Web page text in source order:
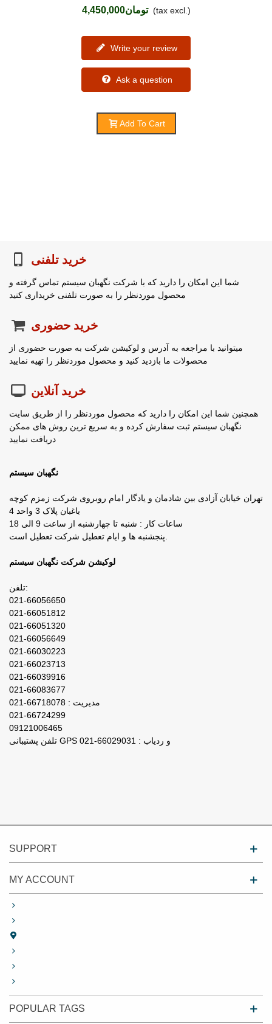
تومان4,450,000 (tax excl.)
Write your review
Ask a question
Add To Cart
خرید تلفنی
شما این امکان را دارید که با شرکت نگهبان سیستم تماس گرفته و
محصول موردنظر را به صورت تلفنی خریداری کنید
خرید حضوری
میتوانید با مراجعه به آدرس و لوکیشن شرکت به صورت حضوری از
محصولات ما بازدید کنید و محصول موردنظر را تهیه نمایید
خرید آنلاین
همچنین شما این امکان را دارید که محصول موردنظر را از طریق سایت
نگهبان سیستم ثبت سفارش کرده و به سریع ترین روش های ممکن
دریافت نمایید
نگهبان سیستم
تهران خیابان آزادی بین شادمان و یادگار امام روبروی شرکت زمزم کوچه
باغبان پلاک 3 واحد 4
لوکیشن شرکت نگهبان سیستم
تلفن:
021-66056650
021-66051812
021-66051320
021-66056649
021-66030223
021-66023713
021-66039916
021-66083677
مدیریت : 66718078-021
021-66724299
09121006465
تلفن پشتیبانی GPS و ردیاب : 66029031-021
SUPPORT
MY ACCOUNT
POPULAR TAGS